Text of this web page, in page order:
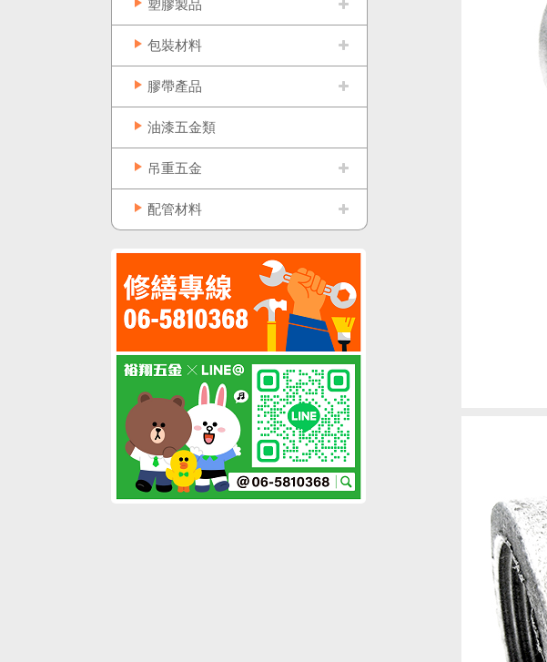
塑膠製品
包裝材料
膠帶產品
油漆五金類
吊重五金
配管材料